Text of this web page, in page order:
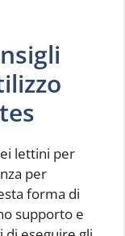
lettini per
per
forma di
supporto e